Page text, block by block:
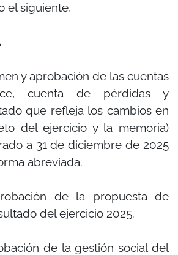
el siguiente,
y aprobación de las cuentas
cuenta de pérdidas y
que refleja los cambios en
del ejercicio y la memoria)
a 31 de diciembre de 2025
abreviada.
de la propuesta de
del ejercicio 2025.
de la gestión social del